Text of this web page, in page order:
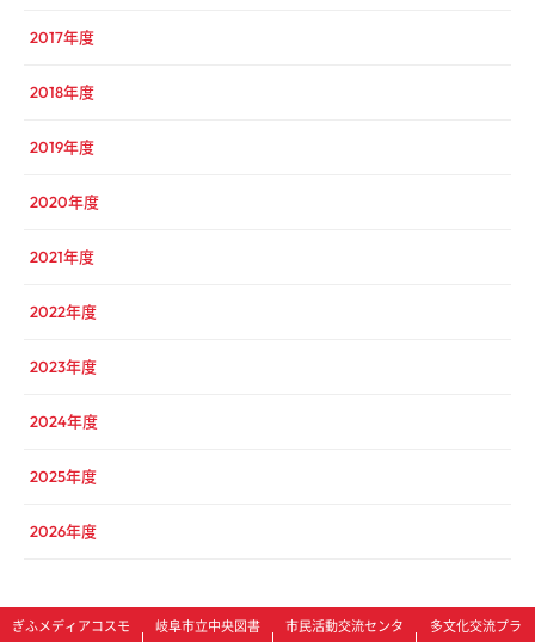
2017年度
2018年度
2019年度
2020年度
2021年度
2022年度
2023年度
2024年度
2025年度
2026年度
ぎふメディアコスモ 岐阜市立中央図書 市民活動交流センタ 多文化交流プラ